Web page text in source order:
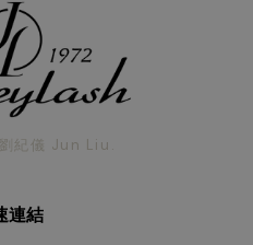
紀儀 Jun Liu.
連結